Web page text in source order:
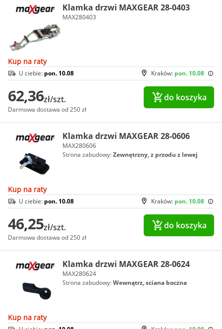
Klamka drzwi MAXGEAR 28-0403
MAX280403
Kup na raty
Kraków: pon. 10.08
U ciebie: pon. 10.08
62,36zł/szt.
Darmowa dostawa od 250 zł
do koszyka
Klamka drzwi MAXGEAR 28-0606
MAX280606
Strona zabudowy:Zewnętrzny, z przodu z lewej
Kup na raty
Kraków: pon. 10.08
U ciebie: pon. 10.08
46,25zł/szt.
Darmowa dostawa od 250 zł
do koszyka
Klamka drzwi MAXGEAR 28-0624
MAX280624
Strona zabudowy:Wewnątrz, sciana boczna
Kup na raty